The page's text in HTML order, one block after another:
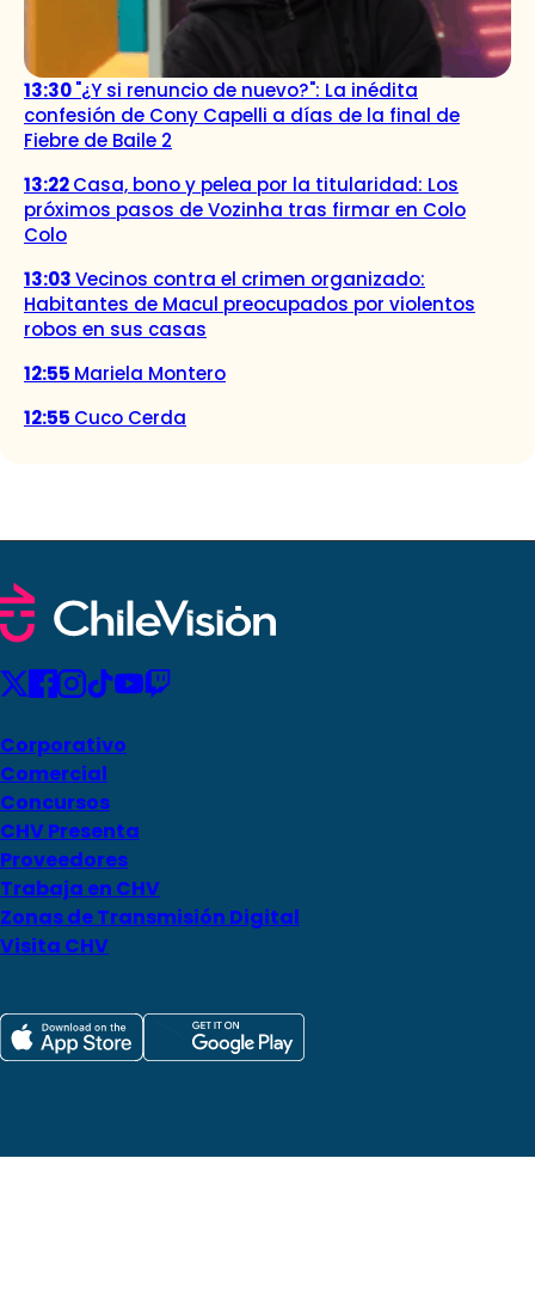
13:30"¿Y si renuncio de nuevo?": La inédita
confesión de Cony Capelli a días de la final de
Fiebre de Baile 2
13:22Casa, bono y pelea por la titularidad: Los
próximos pasos de Vozinha tras firmar en Colo
Colo
13:03Vecinos contra el crimen organizado:
Habitantes de Macul preocupados por violentos
robos en sus casas
12:55 Mariela Montero
12:55 Cuco Cerda
Corporativo
Comercial
Concursos
CHV Presenta
Proveedores
Trabaja en CHV
Zonas de Transmisión Digital
Visita CHV